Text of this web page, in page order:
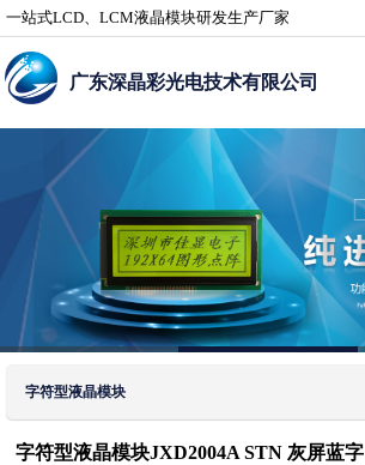
一站式LCD、LCM液晶模块研发生产厂家
广东深晶彩光电技术有限公司
字符型液晶模块
字符型液晶模块JXD2004A STN 灰屏蓝字